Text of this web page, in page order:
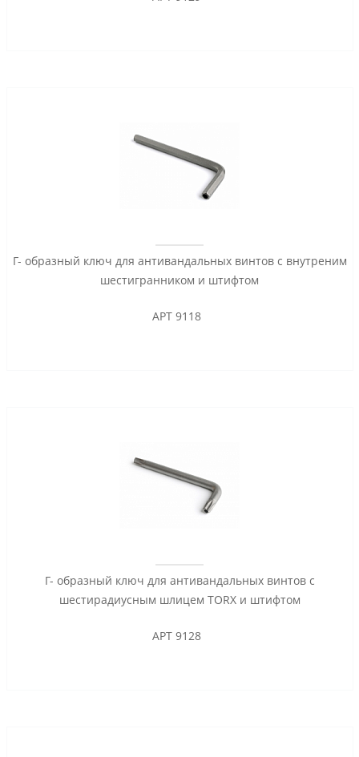
Г- образный ключ для антивандальных винтов с внутреним
шестигранником и штифтом
АРТ 9118
Г- образный ключ для антивандальных винтов с
шестирадиусным шлицем TORX и штифтом
АРТ 9128